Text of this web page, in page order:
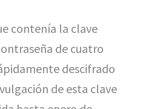
contenía la clave
de cuatro
descifrado
de esta clave